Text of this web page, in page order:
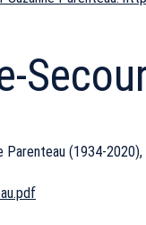
Parenteau (1934-2020),